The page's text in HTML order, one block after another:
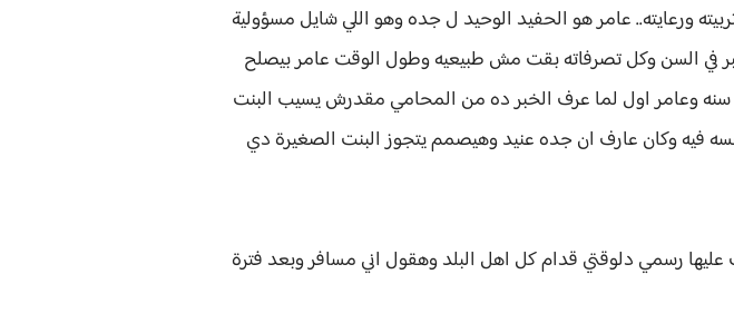
ورعايته.. عامر هو الحفيد الوحيد ل جده وهو اللي شايل مسؤولية
في السن وكل تصرفاته بقت مش طبيعيه وطول الوقت عامر بيصلح
من ورا جده واخر مشكلة جده عملها انه اتفق على جوازه من بنت عمرها 14 سنه وعامر اول لما عرف الخبر ده من المحامي مقدرش يسيب البنت
فيه وكان عارف ان جده عنيد وهيصمم يتجوز البنت الصغيرة دي
عليها رسمي دلوقتي قدام كل اهل البلد وهقول اني مسافر وبعد فترة